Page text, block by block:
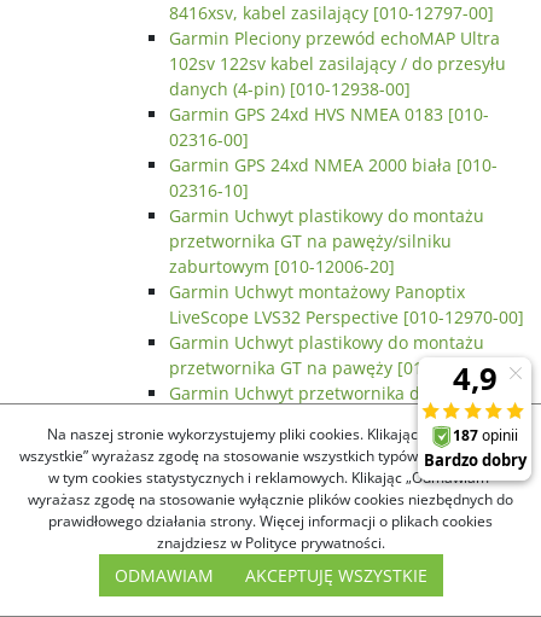
8416xsv, kabel zasilający [010-12797-00]
Garmin Pleciony przewód echoMAP Ultra
102sv 122sv kabel zasilający / do przesyłu
danych (4-pin) [010-12938-00]
Garmin GPS 24xd HVS NMEA 0183 [010-
02316-00]
Garmin GPS 24xd NMEA 2000 biała [010-
02316-10]
Garmin Uchwyt plastikowy do montażu
przetwornika GT na pawęży/silniku
zaburtowym [010-12006-20]
Garmin Uchwyt montażowy Panoptix
LiveScope LVS32 Perspective [010-12970-00]
Garmin Uchwyt plastikowy do montażu
przetwornika GT na pawęży [010-13070-00]
Garmin Uchwyt przetwornika do silnika
zaburtowego - dwie obejmy [010-13071-00]
Garmin Przewód kabel zasilający GPSMAP
seria 4000 5000 [010-10922-00]
Garmin Uchwyt do trybu perspektywicznego
LiveScope PLUS LVS34 [010-13228-00]
Garmin Uchwyt do montażu na silniku
zaburtowym Panoptix LiveScope PLUS LVS34
[010-13228-01]
Na naszej stronie wykorzystujemy pliki cookies. Klikając „Akceptuję
wszystkie” wyrażasz zgodę na stosowanie wszystkich typów plików cookies,
w tym cookies statystycznych i reklamowych. Klikając „Odmawiam”
wyrażasz zgodę na stosowanie wyłącznie plików cookies niezbędnych do
prawidłowego działania strony. Więcej informacji o plikach cookies
znajdziesz w Polityce prywatności.
ODMAWIAM AKCEPTUJĘ WSZYSTKIE